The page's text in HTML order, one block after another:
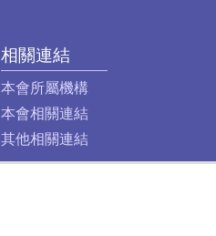
相關連結
本會所屬機構
本會相關連結
其他相關連結